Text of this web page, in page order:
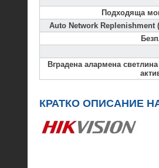
Подходяща
Auto Network Replenishment
Вградена алармена
КРАТКО ОПИСАНИЕ